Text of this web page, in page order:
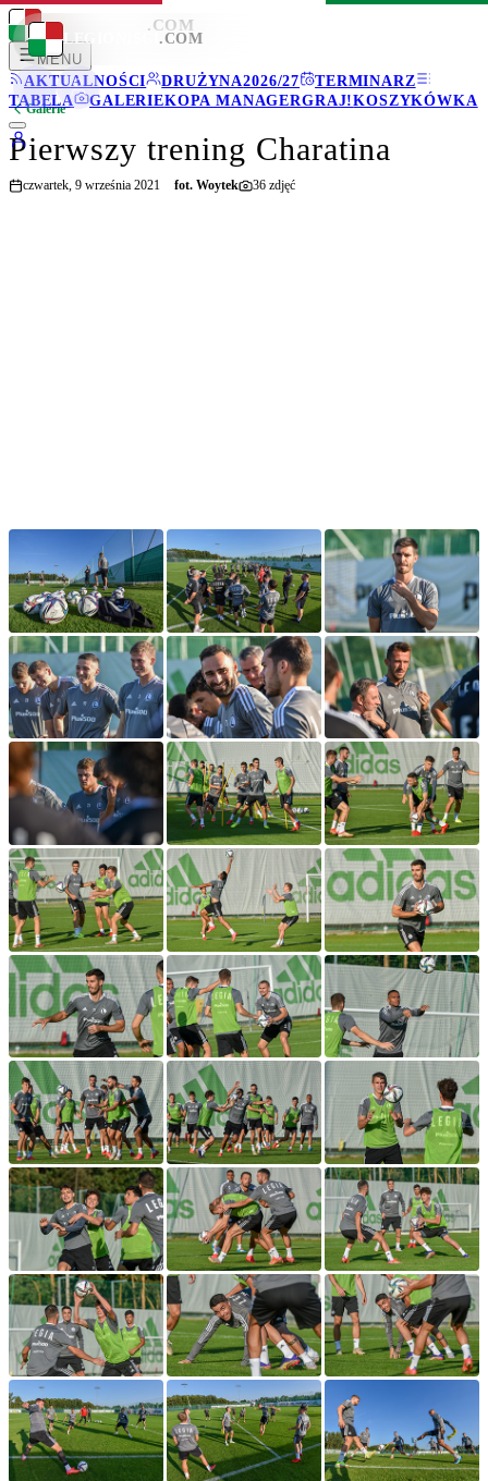
LEGIONISCI .COM
MENU
AKTUALNOŚCI
DRUŻYNA2026/27
TERMINARZ
TABELA
GALERIEKOPA MANAGERGRAJ!KOSZYKÓWKA
LEGIONISCI .COM
Galerie
Pierwszy trening Charatina
czwartek, 9 września 2021 fot. Woytek 36 zdjęć